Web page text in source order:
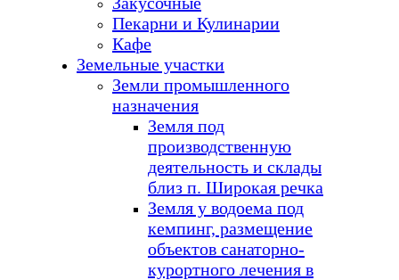
Пекарни и Кулинарии
Кафе
Земельные участки
Земли промышленного
назначения
Земля под
производственную
деятельность и склады
близ п. Широкая речка
Земля у водоема под
кемпинг, размещение
объектов санаторно-
курортного лечения в